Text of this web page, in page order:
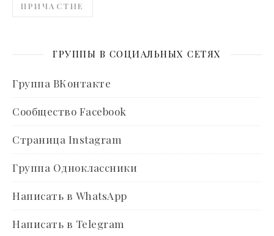
ПРИЧАСТИЕ
ГРУППЫ В СОЦИАЛЬНЫХ СЕТЯХ
Группа ВКонтакте
Сообщество Facebook
Страница Instagram
Группа Одноклассники
Написать в WhatsApp
Написать в Telegram